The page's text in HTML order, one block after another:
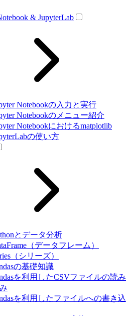
& JupyterLab
Notebookの入力と実行
Notebookのメニュー紹介
Notebookにおけるmatplotlib
の使い方
とデータ分析
（データフレーム）
（シリーズ）
の基礎知識
を利用したCSVファイルの読み
を利用したファイルへの書き込